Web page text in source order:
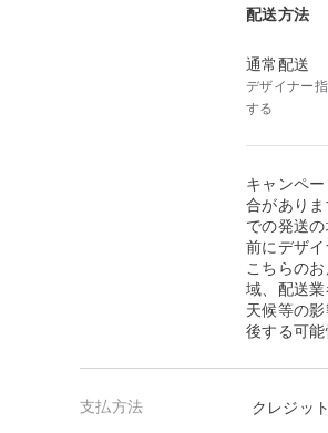
配送方法
通常配送
デザイナー
する
キャンペ
合があり
での発送
前にデザイ
こちらの
域、配送
天候等の
後する可
支払方法
クレジッ